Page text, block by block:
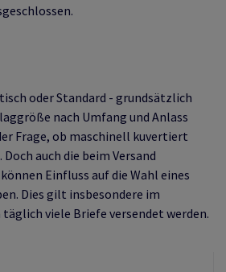
oder Standard - grundsätzlich
nach Umfang und Anlass
Frage, ob maschinell kuvertiert
auch die beim Versand
Einfluss auf die Wahl eines
Dies gilt insbesondere im
viele Briefe versendet werden.